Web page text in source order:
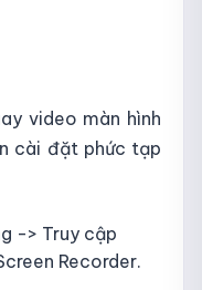
video màn hình
cài đặt phức tạp
-> Truy cập
Recorder.